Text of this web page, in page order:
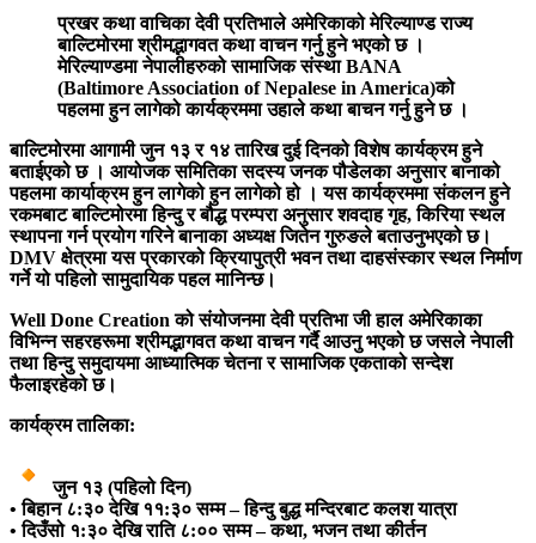
प्रखर कथा वाचिका देवी प्रतिभाले अमेरिकाको मेरिल्याण्ड राज्य
बाल्टिमोरमा श्रीमद्भागवत कथा वाचन गर्नु हुने भएको छ ।
मेरिल्याण्डमा नेपालीहरुको सामाजिक संस्था BANA
(Baltimore Association of Nepalese in America)को
पहलमा हुन लागेको कार्यक्रममा उहाले कथा बाचन गर्नु हुने छ ।
बाल्टिमोरमा आगामी जुन १३ र १४ तारिख दुई दिनको विशेष कार्यक्रम हुने
बताईएको छ । आयोजक समितिका सदस्य जनक पौडेलका अनुसार बानाको
पहलमा कार्याक्रम हुन लागेको हुन लागेको हो । यस कार्यक्रममा संकलन हुने
रकमबाट बाल्टिमोरमा हिन्दु र बौद्ध परम्परा अनुसार शवदाह गृह, किरिया स्थल
स्थापना गर्न प्रयोग गरिने बानाका अध्यक्ष जितेन गुरुङले बताउनुभएको छ।
DMV क्षेत्रमा यस प्रकारको क्रियापुत्री भवन तथा दाहसंस्कार स्थल निर्माण
गर्ने यो पहिलो सामुदायिक पहल मानिन्छ।
Well Done Creation को संयोजनमा देवी प्रतिभा जी हाल अमेरिकाका
विभिन्न सहरहरूमा श्रीमद्भागवत कथा वाचन गर्दै आउनु भएको छ जसले नेपाली
तथा हिन्दु समुदायमा आध्यात्मिक चेतना र सामाजिक एकताको सन्देश
फैलाइरहेको छ।
कार्यक्रम तालिका:
जुन १३ (पहिलो दिन)
• बिहान ८:३० देखि ११:३० सम्म – हिन्दु बुद्ध मन्दिरबाट कलश यात्रा
• दिउँसो १:३० देखि राति ८:०० सम्म – कथा, भजन तथा कीर्तन